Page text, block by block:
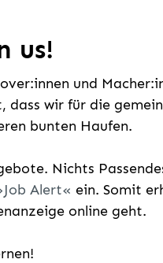
us!
und
wir für die
bunten Haufen.
Nichts
Job Alert
ein. Somit
online geht.